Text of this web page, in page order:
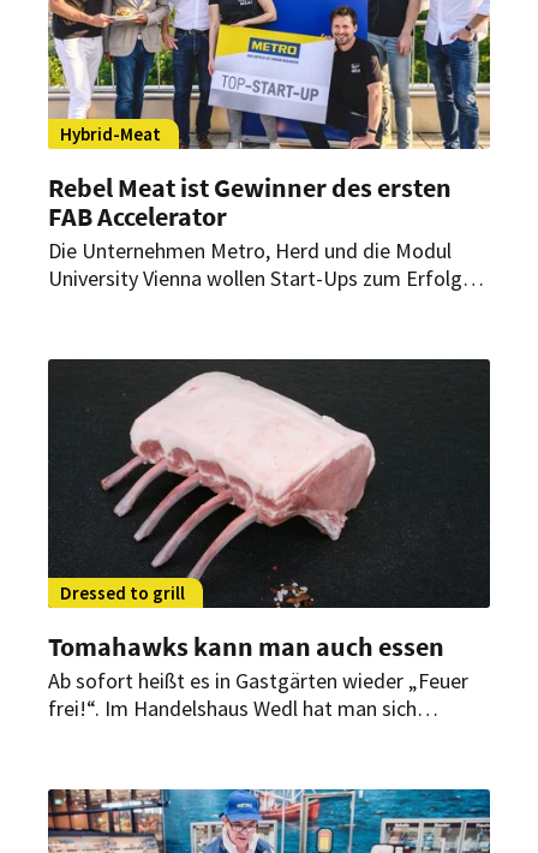
Hybrid-Meat
Rebel Meat ist Gewinner des ersten
FAB Accelerator
Die Unternehmen Metro, Herd und die Modul
University Vienna wollen Start-Ups zum Erfolg
Dressed to grill
Tomahawks kann man auch essen
Ab sofort heißt es in Gastgärten wieder „Feuer
frei!“. Im Handelshaus Wedl hat man sich
setzen können.